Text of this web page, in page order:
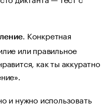
. Конкретная
или правильное
как ты аккуратно
и нужно использовать